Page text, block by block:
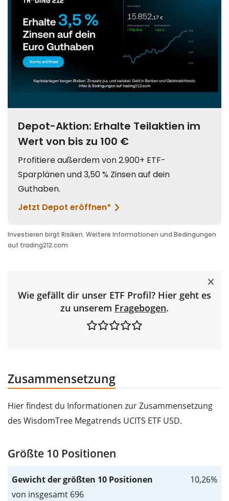
Wie gefällt dir unser ETF Profil? Hier geht es
zu unserem Fragebogen.
Zusammensetzung
Hier findest du Informationen zur Zusammensetzung
des WisdomTree Megatrends UCITS ETF USD.
Größte 10 Positionen
Gewicht der größten 10 Positionen
von insgesamt 696
10,26%